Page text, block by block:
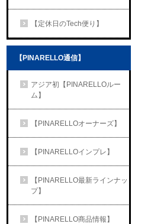
【定休日のTech便り】
【PINARELLO通信】
アジア初【PINARELLOルー
ム】
【PINARELLOオーナーズ】
【PINARELLOインプレ】
【PINARELLO最新ラインナッ
プ】
【PINARELLO商品情報】